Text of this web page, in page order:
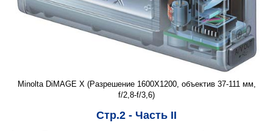
Minolta DiMAGE X (Разрешение 1600X1200, объектив 37-111 мм,
f/2,8-f/3,6)
Стр.2 - Часть II